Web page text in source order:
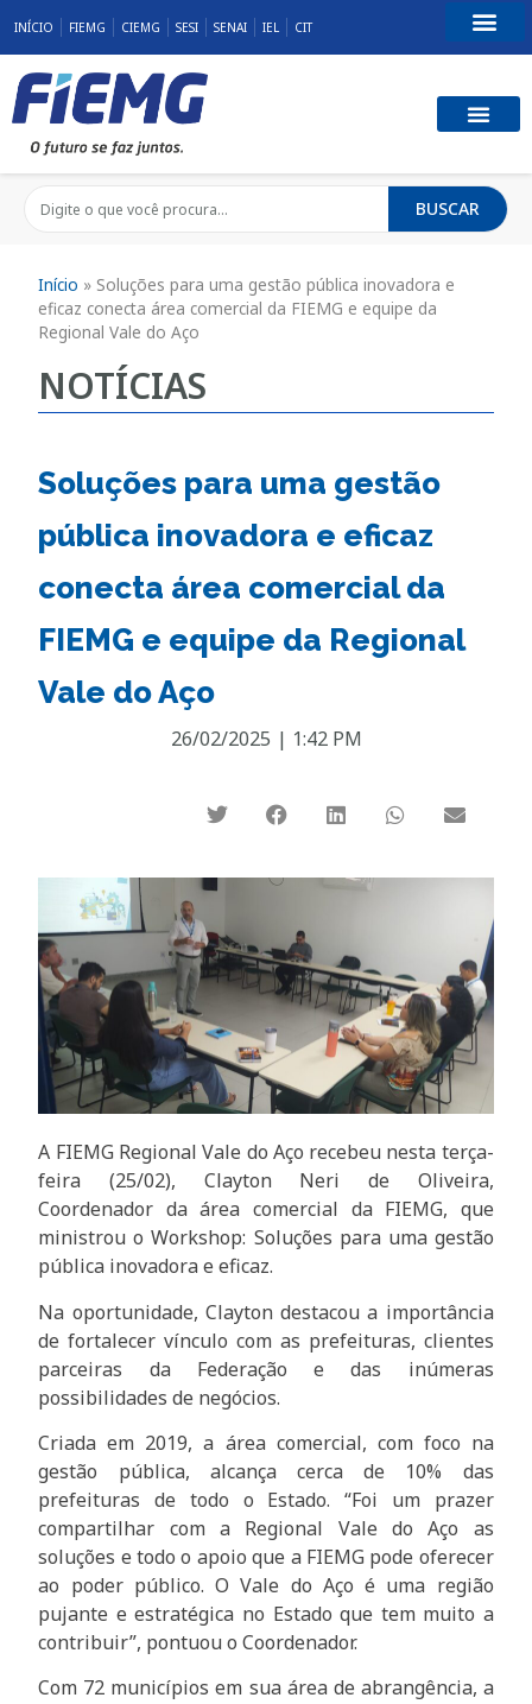
INÍCIO FIEMG CIEMG SESI SENAI IEL CIT
BUSCAR
Início » Soluções para uma gestão pública inovadora e
eficaz conecta área comercial da FIEMG e equipe da
Regional Vale do Aço
NOTÍCIAS
Soluções para uma gestão
pública inovadora e eficaz
conecta área comercial da
FIEMG e equipe da Regional
Vale do Aço
26/02/2025 | 1:42 PM
A FIEMG Regional Vale do Aço recebeu nesta terça-
feira (25/02), Clayton Neri de Oliveira,
Coordenador da área comercial da FIEMG, que
ministrou o Workshop: Soluções para uma gestão
pública inovadora e eficaz.
Na oportunidade, Clayton destacou a importância
de fortalecer vínculo com as prefeituras, clientes
parceiras da Federação e das inúmeras
possibilidades de negócios.
Criada em 2019, a área comercial, com foco na
gestão pública, alcança cerca de 10% das
prefeituras de todo o Estado. “Foi um prazer
compartilhar com a Regional Vale do Aço as
soluções e todo o apoio que a FIEMG pode oferecer
ao poder público. O Vale do Aço é uma região
pujante e estratégica no Estado que tem muito a
contribuir”, pontuou o Coordenador.
Com 72 municípios em sua área de abrangência, a